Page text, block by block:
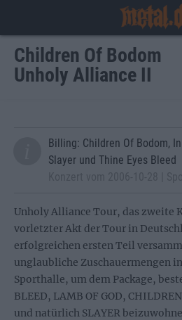
Children Of Bodom
Unholy Alliance II
Billing: Children Of Bodom,
Slayer und Thine Eyes Bleed
Unholy Alliance Tour, das zweite
vorletzter Akt der Tour in
erfolgreichen ersten Teil
unglaubliche Zuschauermengen
Sporthalle, um dem Package,
BLEED, LAMB OF GOD,
und natürlich SLAYER